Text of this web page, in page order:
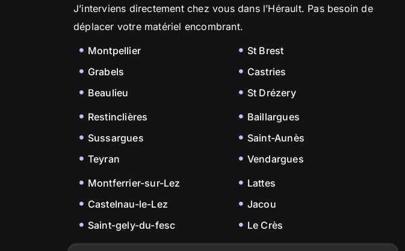
J’interviens directement chez vous dans l’Hérault. Pas besoin de
déplacer votre matériel encombrant.
Montpellier
Grabels
Beaulieu
St Brest
Castries
St Drézery
Restinclières
Sussargues
Teyran
Baillargues
Saint-Aunès
Vendargues
Montferrier-sur-Lez
Castelnau-le-Lez
Saint-gely-du-fesc
Lattes
Jacou
Le Crès